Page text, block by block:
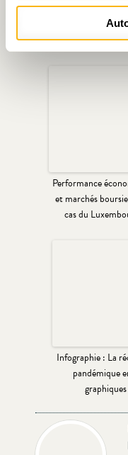
Retour de
Etats-Unis ?!
Performance
et marchés
cas du
Infographie : La
pandémique
graphiques